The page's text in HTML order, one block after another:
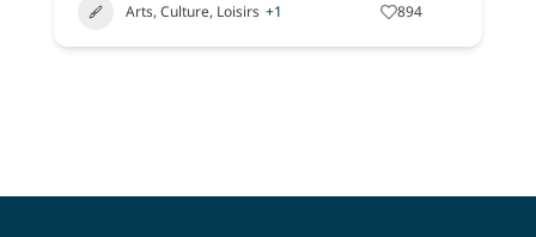
Arts, Culture, Loisirs +1 894